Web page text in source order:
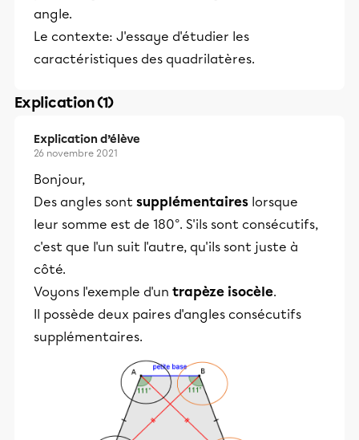
angle.
Le contexte: J'essaye d'étudier les
caractéristiques des quadrilatères.
Explication (1)
Explication d’élève
26 novembre 2021
Bonjour,
Des angles sont supplémentaires lorsque
leur somme est de 180°. S'ils sont consécutifs,
c'est que l'un suit l'autre, qu'ils sont juste à
côté.
Voyons l'exemple d'un trapèze isocèle.
Il possède deux paires d'angles consécutifs
supplémentaires.